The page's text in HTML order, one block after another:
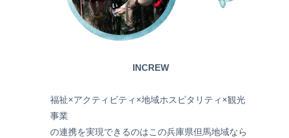
INCREW
福祉×アクティビティ×地域ホスピタリティ×観光
事業
の連携を実現できるのはこの兵庫県但馬地域なら